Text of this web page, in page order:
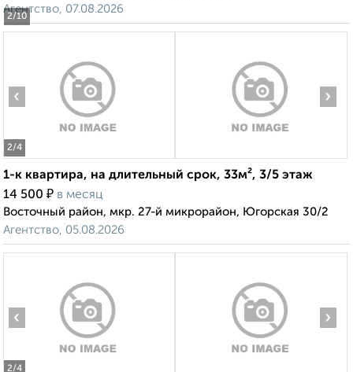
2/10
Агентство, 07.08.2026
2/4
‹ ›
1-к квартира, на длительный срок, 33м², 3/5 этаж
14 500 ₽ в месяц
Восточный район, мкр. 27-й микрорайон, Югорская 30/2
Агентство, 05.08.2026
2/4
‹ ›